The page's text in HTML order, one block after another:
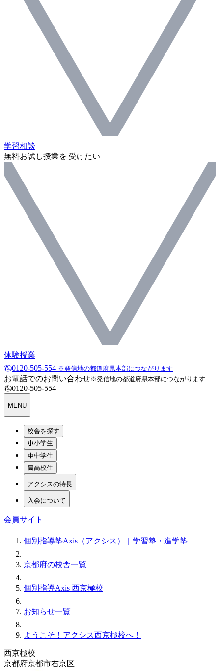
学習相談
無料お試し授業を 受けたい
体験授業
0120-505-554 ※発信地の都道府県本部につながります
お電話でのお問い合わせ※発信地の都道府県本部につながります
0120-505-554
MENU
校舎を探す
小学生
中学生
高校生
アクシスの特長
入会について
会員サイト
個別指導塾Axis（アクシス）｜学習塾・進学塾
京都府の校舎一覧
個別指導Axis 西京極校
お知らせ一覧
ようこそ！アクシス西京極校へ！
西京極校
京都府京都市右京区